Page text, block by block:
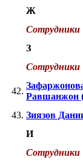
Ж
Сотрудники
З
Сотрудники
42.
Равшанжон
43. Зиязов
И
Сотрудники